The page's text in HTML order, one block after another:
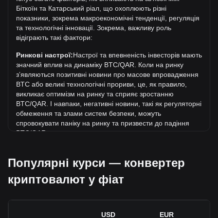
BTC у QAR поточний історичний максимум.
Яка динаміка цін Біткоїн у QAR?
За останні 7 днів обмінний курс Біткоїн (BTC) виріс на
3.40%. За останній місяць обмінний курс Біткоїн (BTC)
зріс на 1.34% стосовно наступної валюти: Катарський
ріал (QAR).
Біткоїн та Катарський ріал, що охоплюють різні
показники, зокрема макроекономічні тенденції, регуляція
та технологічні інновації. Зокрема, важливу роль
відіграють такі фактори:
Ринкові настрої:Настрої та впевненість інвесторів мають
значний вплив на динаміку BTC/QAR. Коли на ринку
зʼявляються позитивні новини про масове впровадження
BTC або великі технологічні прориви, це, як правило,
викликає оптимізм на ринку та сприяє зростанню
BTC/QAR. І навпаки, негативні новини, такі як регуляторні
обмеження та злами систем безпеки, можуть
спровокувати паніку на ринку та призвести до падіння
BTC/QAR.
регуляція, що стосуються криптовалют, мають
безпосередній вплив на їх масове впровадження, що, в
свою чергу, визначає їхню вартість відносно традиційних
Популярні курси — конвертер
криптовалют у фіат
USD EUR